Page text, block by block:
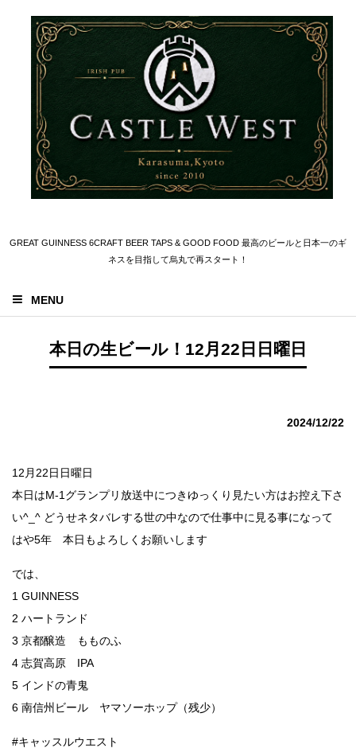
GREAT GUINNESS 6CRAFT BEER TAPS & GOOD FOOD 最高のビールと日本一のギ
ネスを目指して烏丸で再スタート！
MENU
本日の生ビール！12月22日日曜日
2024/12/22
12月22日日曜日
本日はM-1グランプリ放送中につきゆっくり見たい方はお控え下さ
い^_^ どうせネタバレする世の中なので仕事中に見る事になって
はや5年 本日もよろしくお願いします
では、
1 GUINNESS
2 ハートランド
3 京都醸造 もものふ
4 志賀高原 IPA
5 インドの青鬼
6 南信州ビール ヤマソーホップ（残少）
#キャッスルウエスト